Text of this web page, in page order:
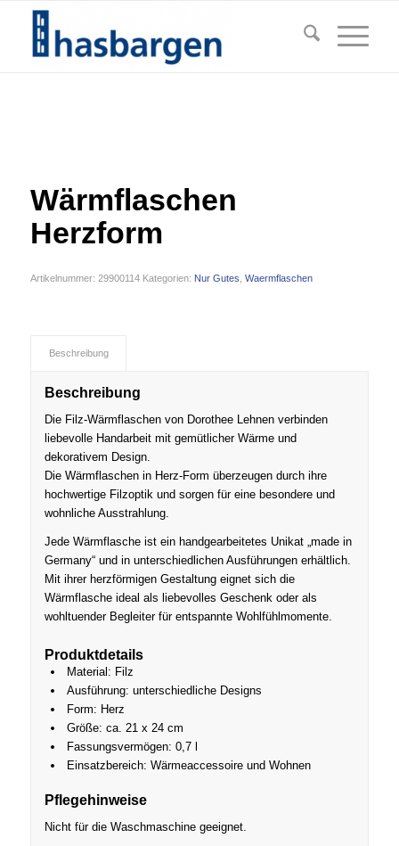
Wärmflaschen
Herzform
Artikelnummer: 29900114 Kategorien: Nur Gutes Waermflaschen
Beschreibung
Beschreibung
Die Filz-Wärmflaschen von Dorothee Lehnen verbinden
liebevolle Handarbeit mit gemütlicher Wärme und
dekorativem Design.
Die Wärmflaschen in Herz-Form überzeugen durch ihre
hochwertige Filzoptik und sorgen für eine besondere und
wohnliche Ausstrahlung.
Jede Wärmflasche ist ein handgearbeitetes Unikat „made in
Germany“ und in unterschiedlichen Ausführungen erhältlich.
Mit ihrer herzförmigen Gestaltung eignet sich die
Wärmflasche ideal als liebevolles Geschenk oder als
wohltuender Begleiter für entspannte Wohlfühlmomente.
Produktdetails
Material: Filz
Ausführung: unterschiedliche Designs
Form: Herz
Größe: ca. 21 x 24 cm
Fassungsvermögen: 0,7 l
Einsatzbereich: Wärmeaccessoire und Wohnen
Pflegehinweise
Nicht für die Waschmaschine geeignet.